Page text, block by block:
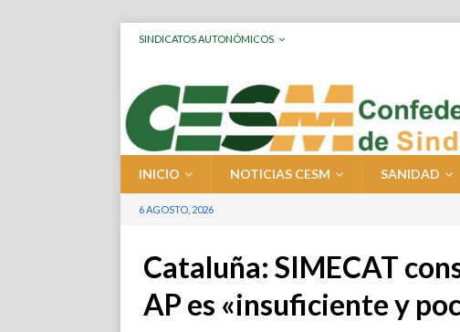
SINDICATOS AUTONÓMICOS
INICIO NOTICIAS CESM SANIDAD
6 AGOSTO, 2026
Cataluña: SIMECAT
AP es «insuficiente y